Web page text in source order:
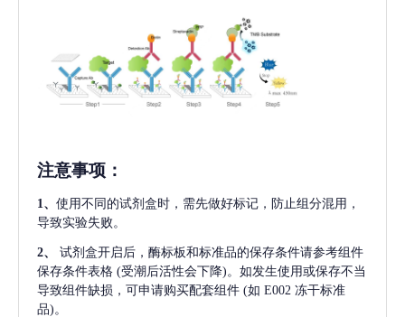
注意事项 ：
1、 使用不同的试剂盒时，需先做好标记，防止组分混用，
导致实验失败。
2、
试剂盒开启后，酶标板和标准品的保存条件请参考组件
保存条件表格 (受潮后活性会下降)。如发生使用或保存不当
导致组件缺损，可申请购买配套组件 (如 E002 冻干标准
品)。